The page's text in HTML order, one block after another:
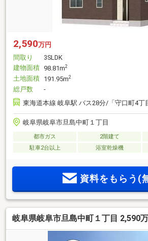
2,590万円
間取り
3SLDK
建物面積 98.81m2
土地面積 191.95m2
総戸数
-
東海道本線 岐阜駅 バス28分/「守口町4丁
岐阜県岐阜市旦島中町１丁目
都市ガス 2階建て
駐車2台以上
浴室乾燥機
資料をもらう(
岐阜県岐阜市旦島中町１丁目 2,590